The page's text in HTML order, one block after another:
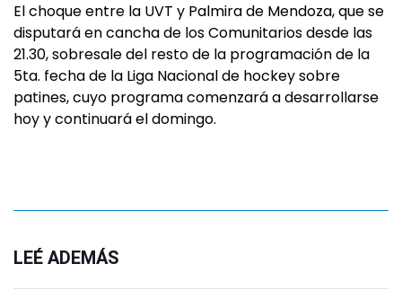
El choque entre la UVT y Palmira de Mendoza, que se
disputará en cancha de los Comunitarios desde las
21.30, sobresale del resto de la programación de la
5ta. fecha de la Liga Nacional de hockey sobre
patines, cuyo programa comenzará a desarrollarse
hoy y continuará el domingo.
LEÉ ADEMÁS